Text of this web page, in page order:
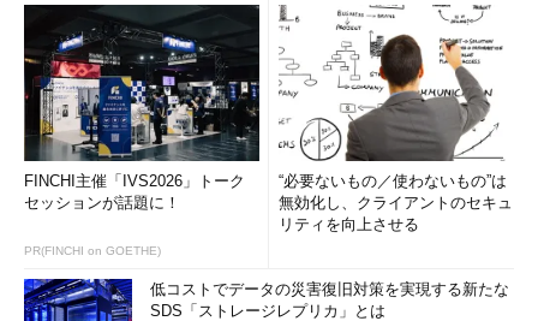
FINCHI主催「IVS2026」トーク
セッションが話題に！
PR(FINCHI on GOETHE)
“必要ないもの／使わないもの”は
無効化し、クライアントのセキュ
リティを向上させる
低コストでデータの災害復旧対策を実現する新たな
SDS「ストレージレプリカ」とは